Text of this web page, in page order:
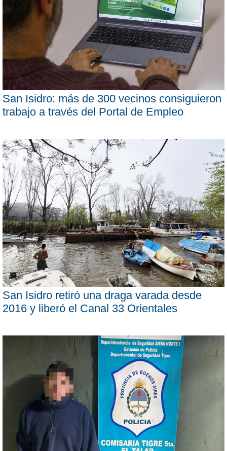
San Isidro: más de 300 vecinos consiguieron
trabajo a través del Portal de Empleo
San Isidro retiró una draga varada desde
2016 y liberó el Canal 33 Orientales